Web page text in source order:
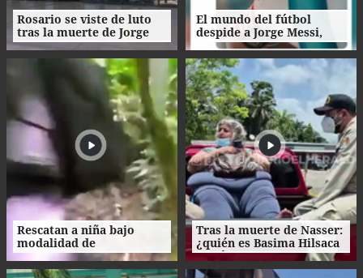
Rosario se viste de luto
tras la muerte de Jorge
Messi
El mundo del fútbol
despide a Jorge Messi,
padre del astro argentino
Rescatan a niña bajo
modalidad de
matrimonio servil en
Ecuador
Tras la muerte de Nasser:
¿quién es Basima Hilsaca
y cuál es su historia?